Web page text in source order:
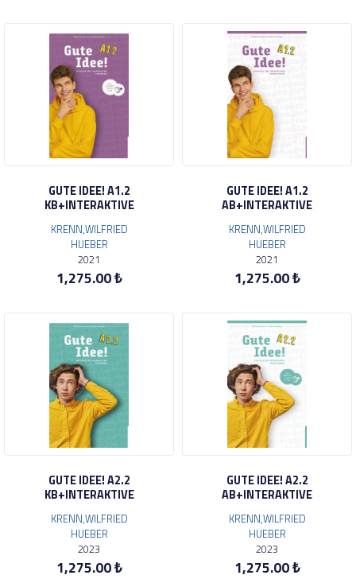
GUTE IDEE! A1.2
KB+INTERAKTIVE
KRENN,WILFRIED
HUEBER
2021
1,275.00 ₺
GUTE IDEE! A1.2
AB+INTERAKTIVE
KRENN,WILFRIED
HUEBER
2021
1,275.00 ₺
GUTE IDEE! A2.2
KB+INTERAKTIVE
KRENN,WILFRIED
HUEBER
2023
1,275.00 ₺
GUTE IDEE! A2.2
AB+INTERAKTIVE
KRENN,WILFRIED
HUEBER
2023
1,275.00 ₺